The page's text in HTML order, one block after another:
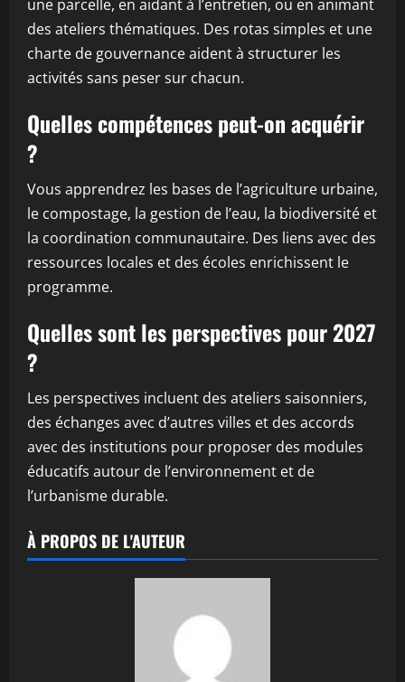
une parcelle, en aidant à l’entretien, ou en animant
des ateliers thématiques. Des rotas simples et une
charte de gouvernance aident à structurer les
activités sans peser sur chacun.
Quelles compétences peut-on acquérir
?
Vous apprendrez les bases de l’agriculture urbaine,
le compostage, la gestion de l’eau, la biodiversité et
la coordination communautaire. Des liens avec des
ressources locales et des écoles enrichissent le
programme.
Quelles sont les perspectives pour 2027
?
Les perspectives incluent des ateliers saisonniers,
des échanges avec d’autres villes et des accords
avec des institutions pour proposer des modules
éducatifs autour de l’environnement et de
l’urbanisme durable.
À PROPOS DE L'AUTEUR